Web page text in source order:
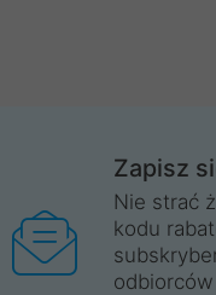
Zapisz
Nie strać
kodu